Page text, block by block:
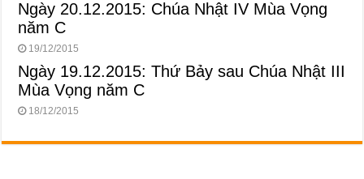
Ngày 20.12.2015: Chúa Nhật IV Mùa Vọng
năm C
19/12/2015
Ngày 19.12.2015: Thứ Bảy sau Chúa Nhật III
Mùa Vọng năm C
18/12/2015